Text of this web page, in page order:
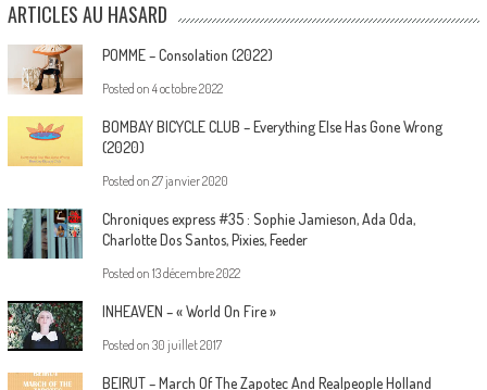
ARTICLES AU HASARD
POMME – Consolation (2022)
Posted on 4 octobre 2022
BOMBAY BICYCLE CLUB – Everything Else Has Gone Wrong
(2020)
Posted on 27 janvier 2020
Chroniques express #35 : Sophie Jamieson, Ada Oda,
Charlotte Dos Santos, Pixies, Feeder
Posted on 13 décembre 2022
INHEAVEN – « World On Fire »
Posted on 30 juillet 2017
BEIRUT – March Of The Zapotec And Realpeople Holland